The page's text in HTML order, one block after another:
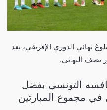
نهائي الدوري الإفريقي، بعد
نصف النهائي.
التونسي بفضل
في مجموع المبارتين